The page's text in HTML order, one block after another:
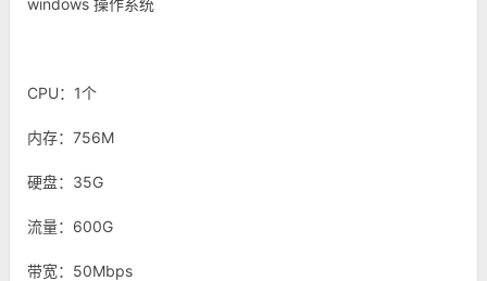
windows 操作系统
CPU：1个
内存：756M
硬盘：35G
流量：600G
带宽：50Mbps